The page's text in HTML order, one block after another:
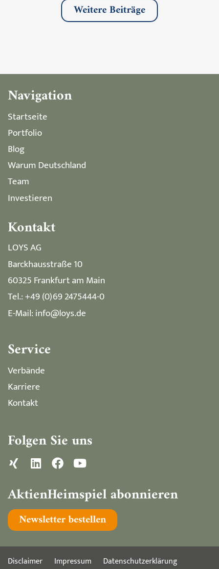
Weitere Beiträge
Navigation
Startseite
Portfolio
Blog
Warum Deutschland
Team
Investieren
Kontakt
LOYS AG
Barckhausstraße 10
60325 Frankfurt am Main
Tel.: +49 (0)69 2475444-0
E-Mail: info@loys.de
Service
Verbände
Karriere
Kontakt
Folgen Sie uns
AktienHeimspiel abonnieren
Newsletter bestellen
Disclaimer Impressum Datenschutzerklärung